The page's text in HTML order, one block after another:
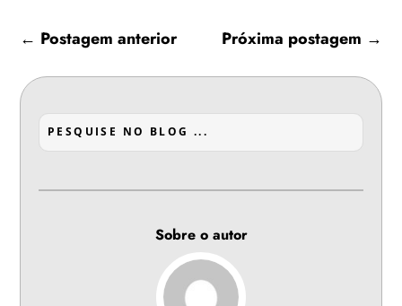
← Postagem anterior Próxima postagem →
Sobre o autor